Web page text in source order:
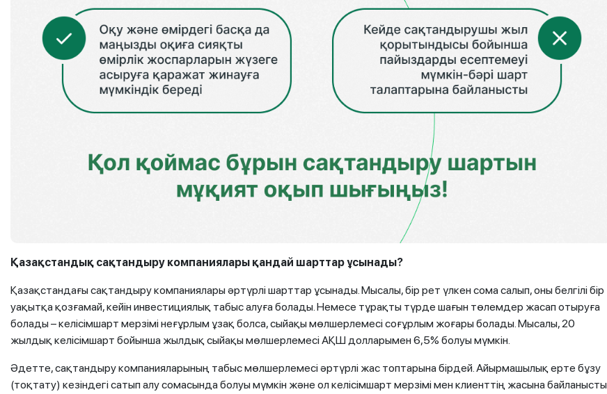
Қазақстандық сақтандыру компаниялары қандай шарттар ұсынады?
Қазақстандағы сақтандыру компаниялары әртүрлі шарттар ұсынады. Мысалы, бір рет үлкен сома салып, оны белгілі бір
уақытқа қозғамай, кейін инвестициялық табыс алуға болады. Немесе тұрақты түрде шағын төлемдер жасап отыруға
болады – келісімшарт мерзімі неғұрлым ұзақ болса, сыйақы мөлшерлемесі соғұрлым жоғары болады. Мысалы, 20
жылдық келісімшарт бойынша жылдық сыйақы мөлшерлемесі АҚШ долларымен 6,5% болуы мүмкін.
Әдетте, сақтандыру компанияларының табыс мөлшерлемесі әртүрлі жас топтарына бірдей. Айырмашылық ерте бұзу
(тоқтату) кезіндегі сатып алу сомасында болуы мүмкін және ол келісімшарт мерзімі мен клиенттің жасына байланысты